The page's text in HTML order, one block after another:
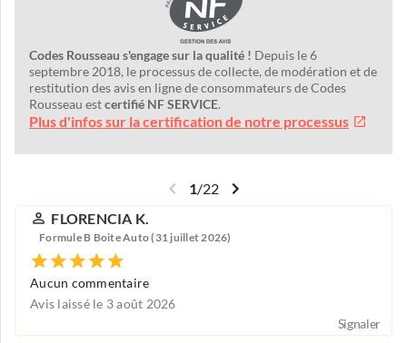
Codes Rousseau s'engage sur la qualité ! Depuis le 6
septembre 2018, le processus de collecte, de modération et de
restitution des avis en ligne de consommateurs de Codes
Rousseau estcertifié NF SERVICE.
Plus d'infos sur la certification de notre processus
1/22
FLORENCIA K.
Formule B Boite Auto (31 juillet 2026)
Aucun commentaire
Avis laissé le 3 août 2026
Signaler